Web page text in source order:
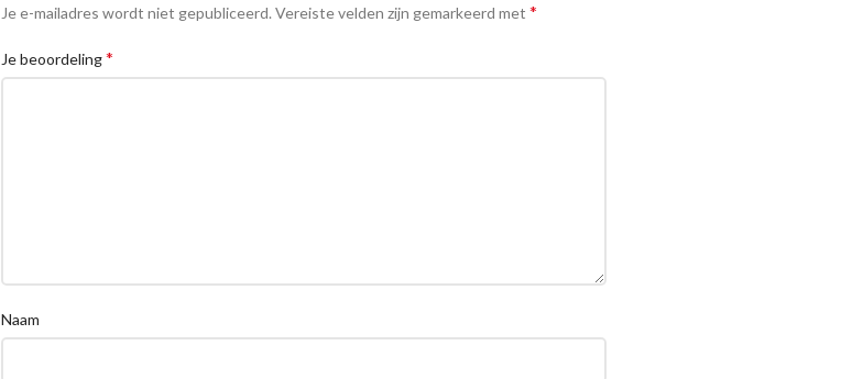
Je e-mailadres wordt niet gepubliceerd. Vereiste velden zijn gemarkeerd met *
Je beoordeling*
Naam